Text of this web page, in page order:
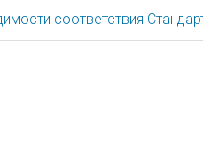
соответствия